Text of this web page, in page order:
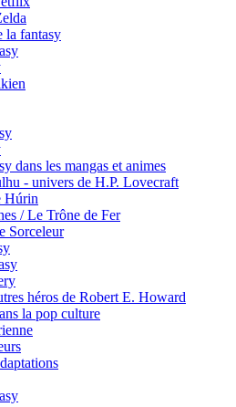
la fantasy
dans les mangas et animes
- univers de H.P. Lovecraft
Húrin
/ Le Trône de Fer
Sorceleur
héros de Robert E. Howard
la pop culture